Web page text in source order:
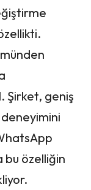
Şirket, geniş
deneyimini
bu özelliğin